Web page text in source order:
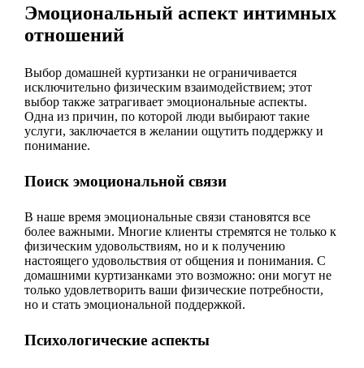
Эмоциональный аспект интимных
отношений
Выбор домашней куртизанки не ограничивается
исключительно физическим взаимодействием; этот
выбор также затрагивает эмоциональные аспекты.
Одна из причин, по которой люди выбирают такие
услуги, заключается в желании ощутить поддержку и
понимание.
Поиск эмоциональной связи
В наше время эмоциональные связи становятся все
более важными. Многие клиенты стремятся не только к
физическим удовольствиям, но и к получению
настоящего удовольствия от общения и понимания. С
домашними куртизанками это возможно: они могут не
только удовлетворить ваши физические потребности,
но и стать эмоциональной поддержкой.
Психологические аспекты